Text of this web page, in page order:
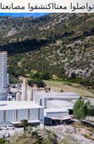
تواصلوا معنااكتشفوا مصانعنا